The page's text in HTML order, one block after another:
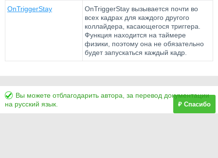
OnTriggerStay
OnTriggerStay вызывается почти во
всех кадрах для каждого другого
коллайдера, касающегося триггера.
Функция находится на таймере
физики, поэтому она не обязательно
будет запускаться каждый кадр.
Вы можете отблагодарить автора, за перевод документации
на русский язык.
₽ Спасибо